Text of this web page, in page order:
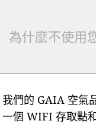
為什麼不使用
我們的 GAIA 空氣
一個 WIFI 存取點